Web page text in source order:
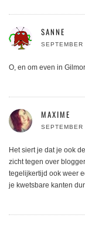
SANNE
O, en om even in
MAXIME
Het siert je dat je ook
zicht tegen over
tegelijkertijd ook weer
je kwetsbare kanten